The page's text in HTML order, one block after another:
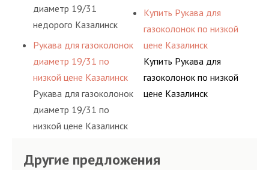
диаметр 19/31
недорого Казалинск
Рукава для газоколонок
диаметр 19/31 по
низкой цене Казалинск
Рукава для газоколонок
диаметр 19/31 по
низкой цене Казалинск
Купить Рукава для
газоколонок по низкой
цене Казалинск
Купить Рукава для
газоколонок по низкой
цене Казалинск
Другие предложения